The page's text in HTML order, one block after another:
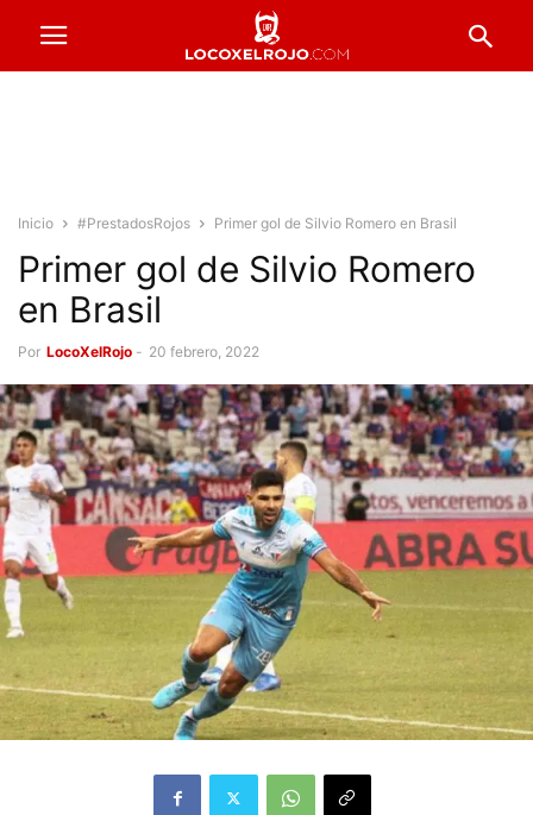
Inicio #PrestadosRojos Primer gol de Silvio Romero en Brasil
Primer gol de Silvio Romero
en Brasil
Por LocoXelRojo - 20 febrero, 2022